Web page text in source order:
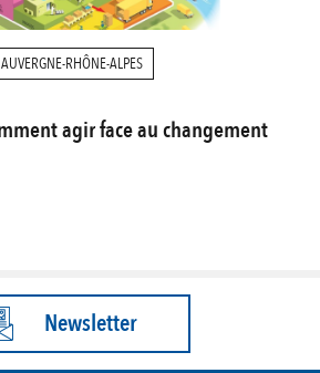
AUVERGNE-RHÔNE-ALPES
agir face au changement
Newsletter